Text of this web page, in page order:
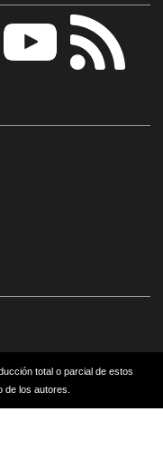
total o parcial de estos
de los autores.